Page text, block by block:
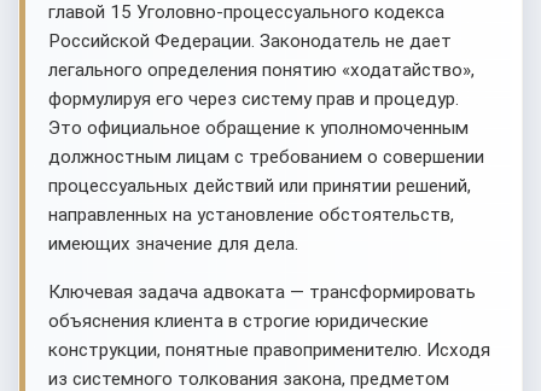
главой 15 Уголовно-процессуального кодекса
Российской Федерации. Законодатель не дает
легального определения понятию «ходатайство»,
формулируя его через систему прав и процедур.
Это официальное обращение к уполномоченным
должностным лицам с требованием о совершении
процессуальных действий или принятии решений,
направленных на установление обстоятельств,
имеющих значение для дела.
Ключевая задача адвоката — трансформировать
объяснения клиента в строгие юридические
конструкции, понятные правоприменителю. Исходя
из системного толкования закона, предметом